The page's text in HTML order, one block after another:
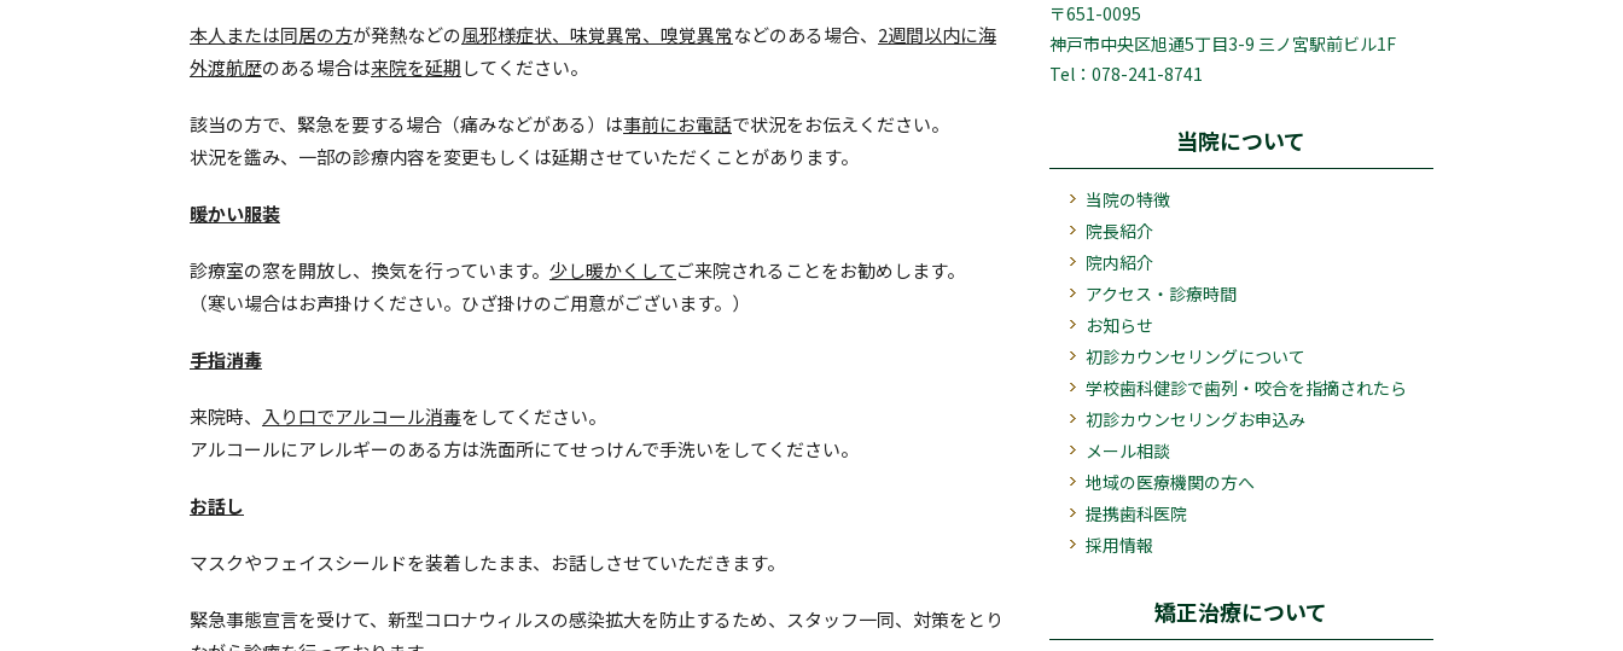
本人または同居の方が発熱などの風邪様症状、味覚異常、嗅覚異常などのある場合、 2週間以内に海
外渡航歴のある場合は来院を延期してください。
該当の方で、緊急を要する場合（痛みなどがある）は事前にお電話で状況をお伝えください。
状況を鑑み、一部の診療内容を変更もしくは延期させていただくことがあります。
暖かい服装
診療室の窓を開放し、換気を行っています。 少し暖かくしてご来院されることをお勧めします。
（寒い場合はお声掛けください。ひざ掛けのご用意がございます。）
手指消毒
来院時、 入り口でアルコール消毒をしてください。
アルコールにアレルギーのある方は洗面所にてせっけんで手洗いをしてください。
お話し
マスクやフェイスシールドを装着したまま、お話しさせていただきます。
緊急事態宣言を受けて、新型コロナウィルスの感染拡大を防止するため、スタッフ一同、対策をとり
〒651-0095
神戸市中央区旭通5丁目3-9 三ノ宮駅前ビル1F
Tel：078-241-8741
当院について
当院の特徴
院長紹介
院内紹介
アクセス・診療時間
お知らせ
初診カウンセリングについて
学校歯科健診で歯列・咬合を指摘されたら
初診カウンセリングお申込み
メール相談
地域の医療機関の方へ
提携歯科医院
採用情報
矯正治療について